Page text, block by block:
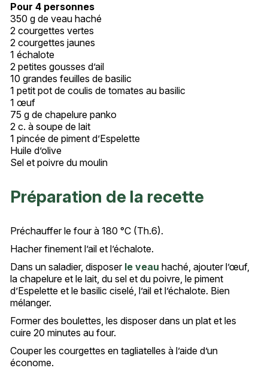
Pour 4 personnes
350 g de veau haché
2 courgettes vertes
2 courgettes jaunes
1 échalote
2 petites gousses d’ail
10 grandes feuilles de basilic
1 petit pot de coulis de tomates au basilic
1 œuf
75 g de chapelure panko
2 c. à soupe de lait
1 pincée de piment d’Espelette
Huile d’olive
Sel et poivre du moulin
Préparation de la recette
Préchauffer le four à 180 °C (Th.6).
Hacher finement l’ail et l’échalote.
Dans un saladier, disposer le veau haché, ajouter l’œuf,
la chapelure et le lait, du sel et du poivre, le piment
d’Espelette et le basilic ciselé, l’ail et l’échalote. Bien
mélanger.
Former des boulettes, les disposer dans un plat et les
cuire 20 minutes au four.
Couper les courgettes en tagliatelles à l’aide d’un
économe.